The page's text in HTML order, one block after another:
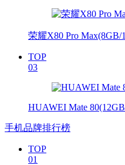
荣耀X80 Pro Max(8GB/
TOP
03
HUAWEI Mate
手机品牌排行榜
TOP
01